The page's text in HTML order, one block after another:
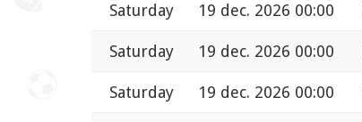
Saturday 19 dec. 2026 00:00
Saturday 19 dec. 2026 00:00
Saturday 19 dec. 2026 00:00